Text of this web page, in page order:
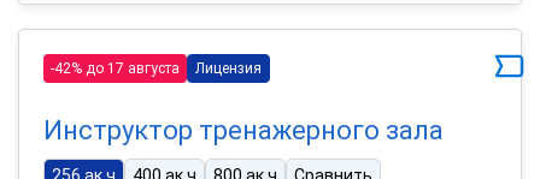
-42% до 17 августа Лицензия
Инструктор тренажерного зала